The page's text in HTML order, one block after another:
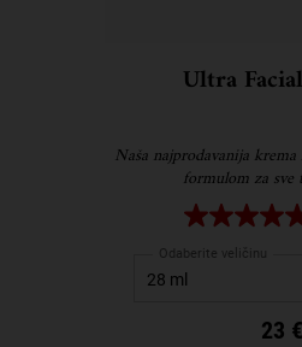
Ultra
Naša najprodavanija
formulom za sve
Odaberite veličinu
23 €